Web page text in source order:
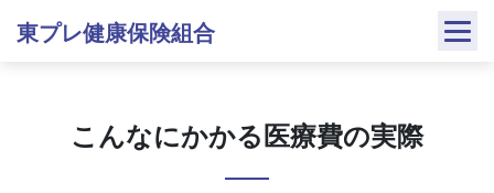
東プレ健康保険組合
こんなにかかる医療費の実際